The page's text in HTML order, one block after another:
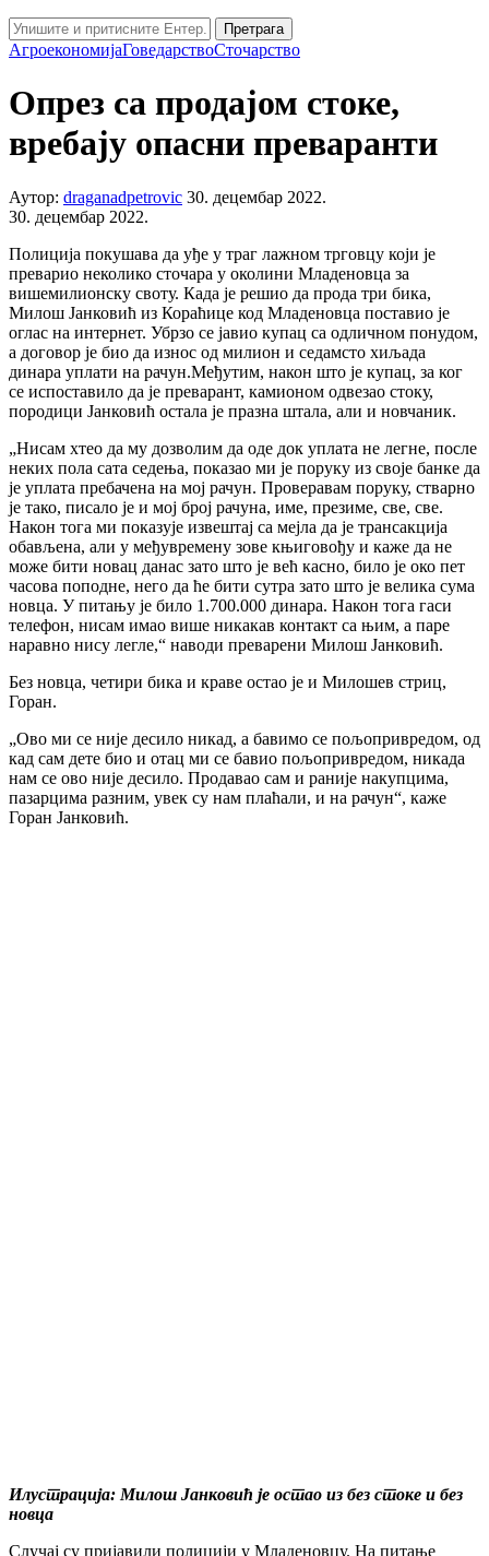
Претрага
АгроекономијаГоведарствоСточарство
Опрез са продајом стоке,
вребају опасни преваранти
Аутор: draganadpetrovic 30. децембар 2022.
30. децембар 2022.
Полиција покушава да уђе у траг лажном трговцу који је
преварио неколико сточара у околини Младеновца за
вишемилионску своту. Када је решио да прода три бика,
Милош Јанковић из Кораћице код Младеновца поставио је
оглас на интернет. Убрзо се јавио купац са одличном понудом,
а договор је био да износ од милион и седамсто хиљада
динара уплати на рачун.Међутим, након што је купац, за ког
се испоставило да је преварант, камионом одвезао стоку,
породици Јанковић остала је празна штала, али и новчаник.
„Нисам хтео да му дозволим да оде док уплата не легне, после
неких пола сата седења, показао ми је поруку из своје банке да
је уплата пребачена на мој рачун. Проверавам поруку, стварно
је тако, писало је и мој број рачуна, име, презиме, све, све.
Након тога ми показује извештај са мејла да је трансакција
обављена, али у међувремену зове књиговођу и каже да не
може бити новац данас зато што је већ касно, било је око пет
часова поподне, него да ће бити сутра зато што је велика сума
новца. У питању је било 1.700.000 динара. Након тога гаси
телефон, нисам имао више никакав контакт са њим, а паре
наравно нису легле,“ наводи преварени Милош Јанковић.
Без новца, четири бика и краве остао је и Милошев стриц,
Горан.
„Ово ми се није десило никад, а бавимо се пољопривредом, од
кад сам дете био и отац ми се бавио пољопривредом, никада
нам се ово није десило. Продавао сам и раније накупцима,
пазарцима разним, увек су нам плаћали, и на рачун“, каже
Горан Јанковић.
Илустрација: Милош Јанковић је остао из без стоке и без
новца
Случај су пријавили полицији у Младеновцу. На питање